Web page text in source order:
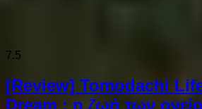
7.5
[Review] Tomodachi
Dream : η ζωή των